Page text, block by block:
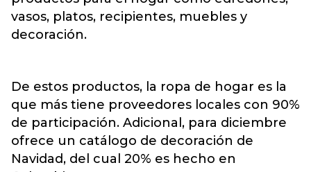
vasos, platos, recipientes, muebles y
decoración.
De estos productos, la ropa de hogar es la
que más tiene proveedores locales con 90%
de participación. Adicional, para diciembre
ofrece un catálogo de decoración de
Navidad, del cual 20% es hecho en